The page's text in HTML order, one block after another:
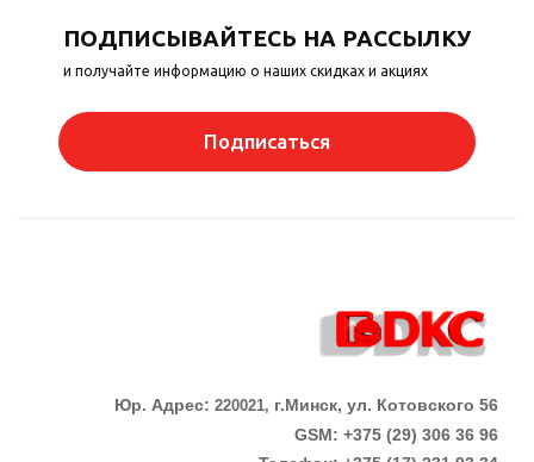
ПОДПИСЫВАЙТЕСЬ НА РАССЫЛКУ
и получайте информацию о наших скидках и акциях
Подписаться
Юр. Адрес: 220021, г.Минск, ул. Котовского 56
GSM: +375 (29) 306 36 96